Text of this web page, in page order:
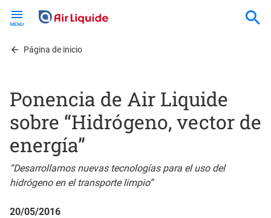
contentPágina de inicio
Ponencia de Air Liquide
sobre “Hidrógeno, vector de
energía”
“Desarrollamos nuevas tecnologías para el uso del
hidrógeno en el transporte limpio”
20/05/2016